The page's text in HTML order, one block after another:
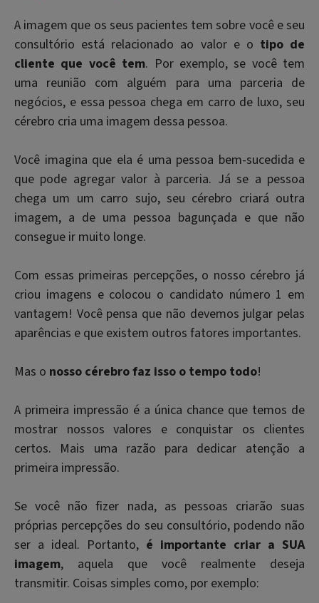
A imagem que os seus pacientes tem sobre você e seu
consultório está relacionado ao valor e o tipo de
cliente que você tem. Por exemplo, se você tem
uma reunião com alguém para uma parceria de
negócios, e essa pessoa chega em carro de luxo, seu
cérebro cria uma imagem dessa pessoa.
Você imagina que ela é uma pessoa bem-sucedida e
que pode agregar valor à parceria. Já se a pessoa
chega um um carro sujo, seu cérebro criará outra
imagem, a de uma pessoa bagunçada e que não
consegue ir muito longe.
Com essas primeiras percepções, o nosso cérebro já
criou imagens e colocou o candidato número 1 em
vantagem! Você pensa que não devemos julgar pelas
aparências e que existem outros fatores importantes.
Mas o nosso cérebro faz isso o tempo todo!
A primeira impressão é a única chance que temos de
mostrar nossos valores e conquistar os clientes
certos. Mais uma razão para dedicar atenção a
primeira impressão.
Se você não fizer nada, as pessoas criarão suas
próprias percepções do seu consultório, podendo não
ser a ideal. Portanto, é importante criar a SUA
imagem, aquela que você realmente deseja
transmitir. Coisas simples como, por exemplo: